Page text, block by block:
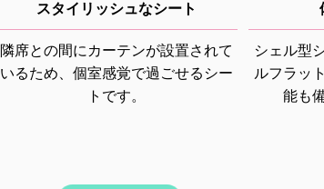
スタイリッシュなシート
隣席との間にカーテンが設置されて
いるため、個室感覚で過ごせるシー
トです。
シェル型
ルフラッ
能も